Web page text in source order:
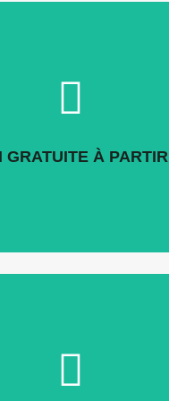
GRATUITE À
relais à partir de 40€